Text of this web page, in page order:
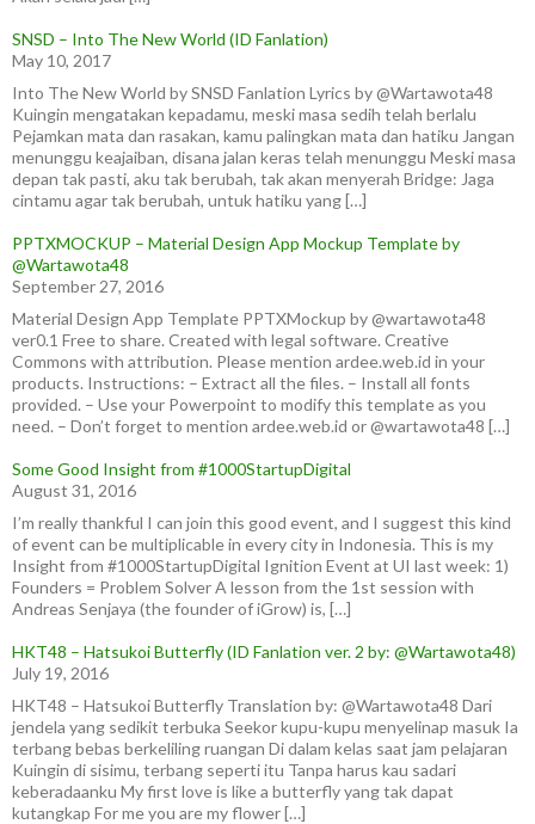
SNSD – Into The New World (ID Fanlation)
May 10, 2017
Into The New World by SNSD Fanlation Lyrics by @Wartawota48
Kuingin mengatakan kepadamu, meski masa sedih telah berlalu
Pejamkan mata dan rasakan, kamu palingkan mata dan hatiku Jangan
menunggu keajaiban, disana jalan keras telah menunggu Meski masa
depan tak pasti, aku tak berubah, tak akan menyerah Bridge: Jaga
cintamu agar tak berubah, untuk hatiku yang […]
PPTXMOCKUP – Material Design App Mockup Template by
@Wartawota48
September 27, 2016
Material Design App Template PPTXMockup by @wartawota48
ver0.1 Free to share. Created with legal software. Creative
Commons with attribution. Please mention ardee.web.id in your
products. Instructions: – Extract all the files. – Install all fonts
provided. – Use your Powerpoint to modify this template as you
need. – Don’t forget to mention ardee.web.id or @wartawota48 […]
Some Good Insight from #1000StartupDigital
August 31, 2016
I’m really thankful I can join this good event, and I suggest this kind
of event can be multiplicable in every city in Indonesia. This is my
Insight from #1000StartupDigital Ignition Event at UI last week: 1)
Founders = Problem Solver A lesson from the 1st session with
Andreas Senjaya (the founder of iGrow) is, […]
HKT48 – Hatsukoi Butterfly (ID Fanlation ver. 2 by: @Wartawota48)
July 19, 2016
HKT48 – Hatsukoi Butterfly Translation by: @Wartawota48 Dari
jendela yang sedikit terbuka Seekor kupu-kupu menyelinap masuk Ia
terbang bebas berkeliling ruangan Di dalam kelas saat jam pelajaran
Kuingin di sisimu, terbang seperti itu Tanpa harus kau sadari
keberadaanku My first love is like a butterfly yang tak dapat
kutangkap For me you are my flower […]